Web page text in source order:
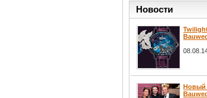
Новости
Новый